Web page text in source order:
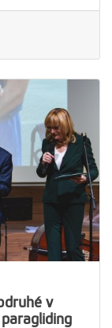
v